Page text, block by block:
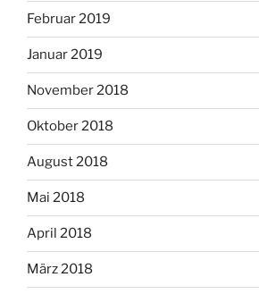
Februar 2019
Januar 2019
November 2018
Oktober 2018
August 2018
Mai 2018
April 2018
März 2018